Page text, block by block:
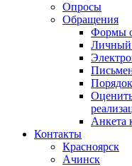
Опросы
Обращения
Формы
Личный
Анкета
Контакты
Красноярск
Ачинск